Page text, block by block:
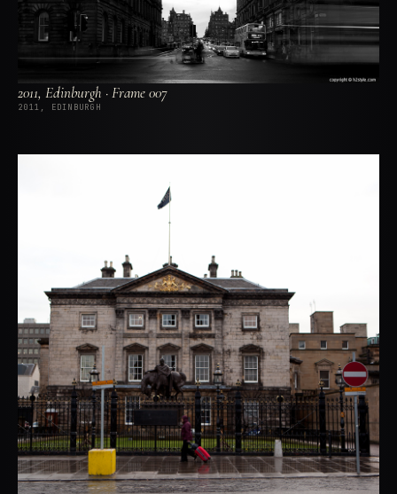
2011, Edinburgh · Frame 007
2011, EDINBURGH